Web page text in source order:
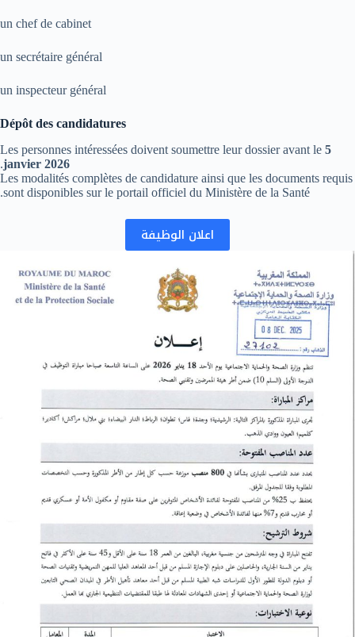
un chef de cabinet
un secrétaire général
un inspecteur général
Dépôt des candidatures
Les personnes intéressées doivent soumettre leur dossier avant le 5
janvier 2026
.
Les modalités complètes de candidature ainsi que les documents requis
sont disponibles sur le portail officiel du Ministère de la Santé.
اعلان الوظيفة